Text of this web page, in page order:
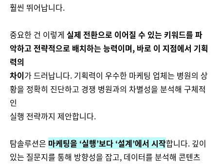
훨씬 뛰어납니다.
중요한 건 이렇게 실제 전환으로 이어질 수 있는 키워드를 파
악하고 전략적으로 배치하는 능력이며, 바로 이 지점에서 기획
력의
차이가 드러납니다. 기획력이 우수한 마케팅 업체는 병원의 상
황을 정확히 진단하고 경쟁 병원과의 차별성을 분석해 구체적
인
실행 전략까지 제안합니다.
탐솔루션은 마케팅을 ‘실행’보다 ‘설계’에서 시작합니다. 깊이
있는 질문지를 통해 방향성을 잡고, 데이터를 분석해 콘텐츠